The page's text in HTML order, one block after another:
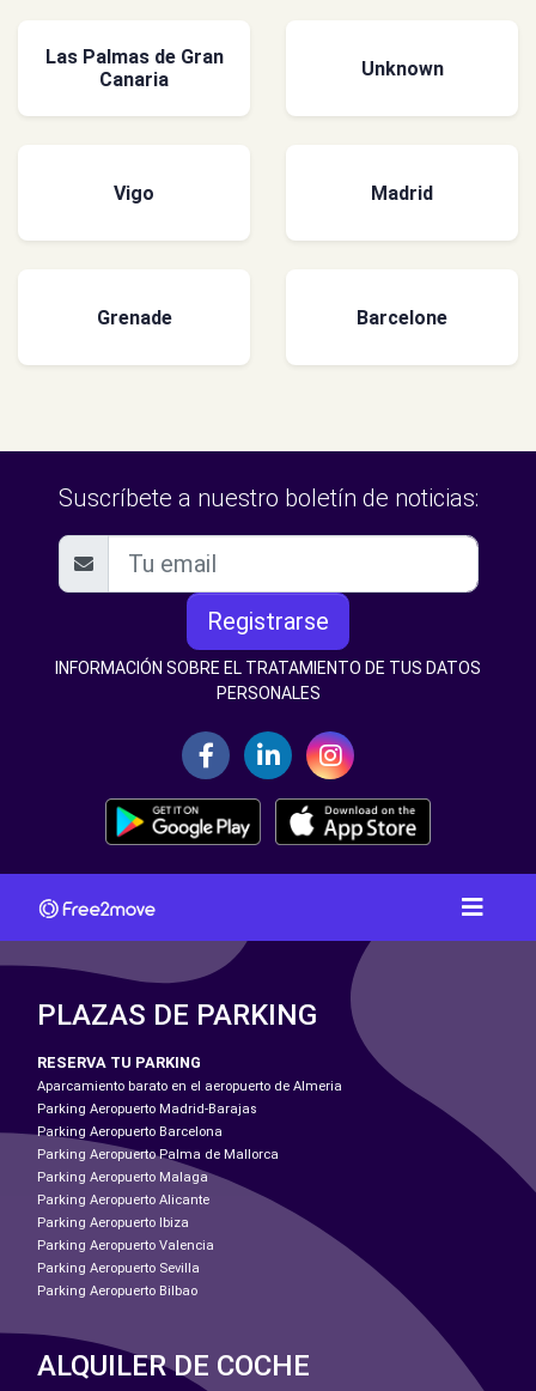
Las Palmas de Gran
Canaria
Unknown
Vigo Madrid
Grenade Barcelone
Suscríbete a nuestro boletín de noticias:
Registrarse
INFORMACIÓN SOBRE EL TRATAMIENTO DE TUS DATOS
PERSONALES
PLAZAS DE PARKING
RESERVA TU PARKING
Aparcamiento barato en el aeropuerto de Almeria
Parking Aeropuerto Madrid-Barajas
Parking Aeropuerto Barcelona
Parking Aeropuerto Palma de Mallorca
Parking Aeropuerto Malaga
Parking Aeropuerto Alicante
Parking Aeropuerto Ibiza
Parking Aeropuerto Valencia
Parking Aeropuerto Sevilla
Parking Aeropuerto Bilbao
ALQUILER DE COCHE